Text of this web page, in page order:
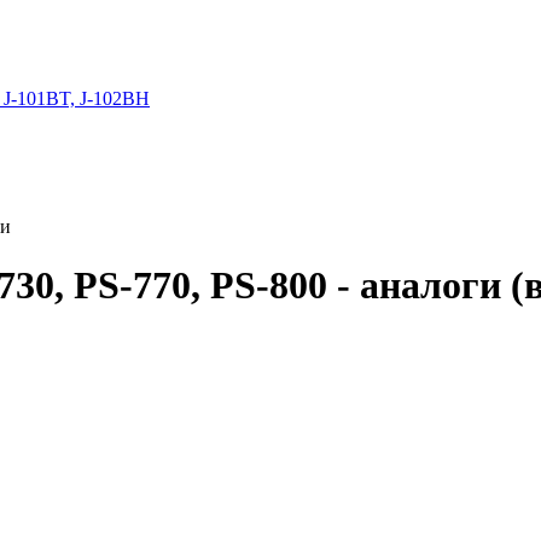
101BT, J-102BH
PS-770, PS-800 - аналоги